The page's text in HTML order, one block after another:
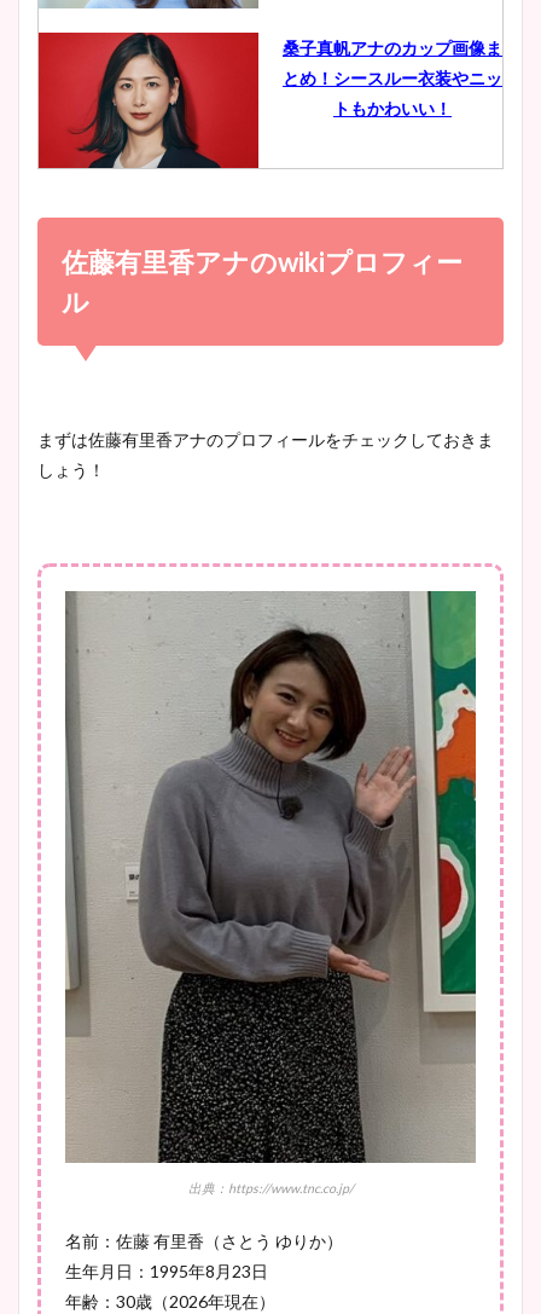
豊島実季アナのカップ画像ま
とめ！美脚や水着姿に年齢も
宇賀神メグアナのニット画像
池谷実悠アナのメガネ画像が
桑子真帆アナのカップ画像ま
とめ！シースルー衣装やニッ
トもかわいい！
小室瑛莉子のカップ画像まと
め！足が美脚でニット衣装も
かわいい！
wikiプロフもチェック！
大家彩香アナのかわいいカッ
プ画像まとめ！同期や実家に
wikiプロフも！
安藤萌々アナのカップ画像や
ニット衣装まとめ！美足の筋
肉も凄い！
鈴木唯の太ってた時の体重が
ヤバすぎww原因や痩せたダ
イエット方は？昔と現在を画
豊島実季アナのカップ画像ま
とめ！美脚や水着姿に年齢も
宇賀神メグアナのニット画像
まとめ！足も美脚でカップも
佐藤有里香アナのwikiプロフィー
ル
まずは佐藤有里香アナのプロフィールをチェックしておきま
しょう！
出典：https://www.tnc.co.jp/
名前：佐藤 有里香（さとう ゆりか）
生年月日：1995年8月23日
年齢：30歳（2026年現在）